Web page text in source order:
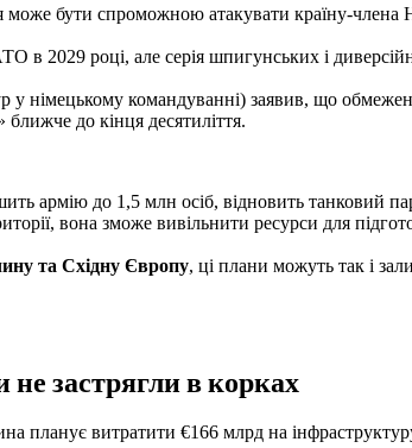
може бути спроможною атакувати країну-члена
2029 році, але серія шпигунських і
німецькому командуванні) заявив, що
до кінця десятиліття.
армію до 1,5 млн осіб, відновить танковий
вона зможе вивільнити ресурси для
та Східну Європу, ці плани можуть так і
не застрягли в корках
планує витратити €166 млрд на